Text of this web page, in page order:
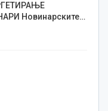
Новинарските…